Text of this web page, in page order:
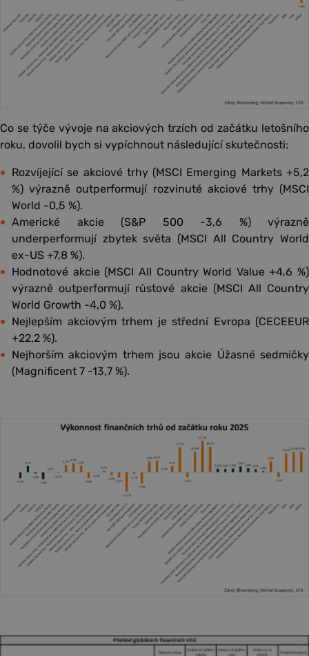
Co se týče vývoje na akciových trzích od začátku letošního
roku, dovolil bych si vypíchnout následující skutečnosti:
Rozvíjející se akciové trhy (MSCI Emerging Markets +5,2
%) výrazně outperformují rozvinuté akciové trhy (MSCI
World -0,5 %).
Americké akcie (S&P 500 -3,6 %) výrazně
underperformují zbytek světa (MSCI All Country World
ex-US +7,8 %).
Hodnotové akcie (MSCI All Country World Value +4,6 %)
výrazně outperformují růstové akcie (MSCI All Country
World Growth -4,0 %).
Nejlepším akciovým trhem je střední Evropa (CECEEUR
+22,2 %).
Nejhorším akciovým trhem jsou akcie Úžasné sedmičky
(Magnificent 7 -13,7 %).